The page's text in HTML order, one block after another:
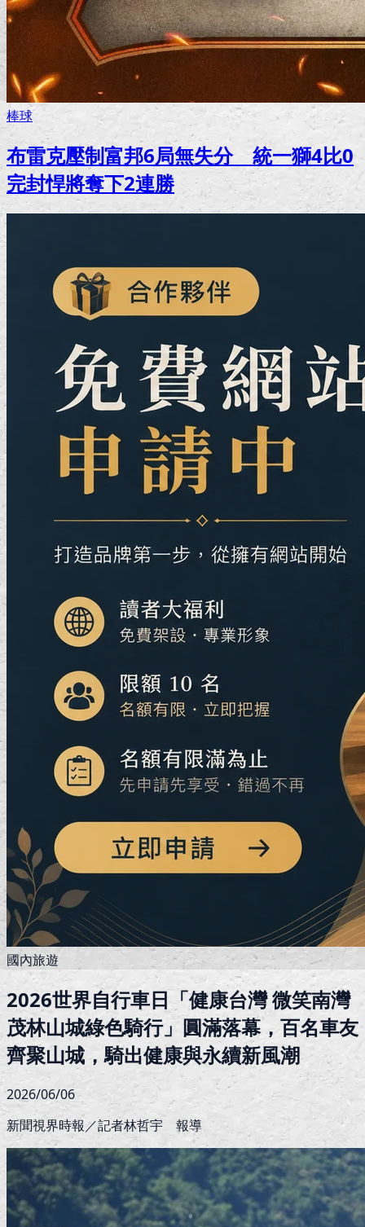
棒球
布雷克壓制富邦6局無失分 統一獅4比0
完封悍將奪下2連勝
國內旅遊
2026世界自行車日「健康台灣 微笑南灣
茂林山城綠色騎行」圓滿落幕，百名車友
齊聚山城，騎出健康與永續新風潮
2026/06/06
新聞視界時報／記者林哲宇 報導